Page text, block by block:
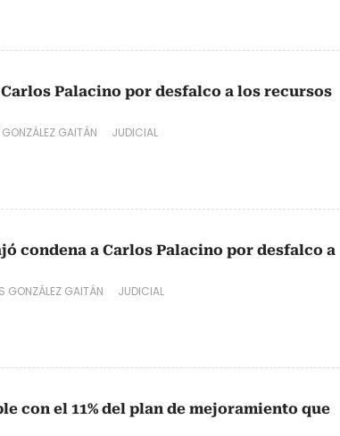
Palacino por desfalco a los recursos
GAITÁN JUDICIAL
condena a Carlos Palacino por desfalco a
GONZÁLEZ GAITÁN JUDICIAL
con el 11% del plan de mejoramiento que